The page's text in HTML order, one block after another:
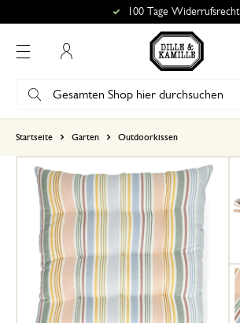
100 Tage Widerrufsrecht
Startseite Garten Outdoorkissen
2
1